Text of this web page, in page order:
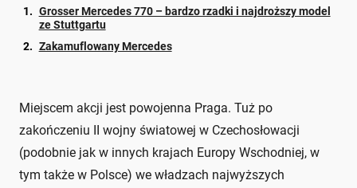
Grosser Mercedes 770 – bardzo rzadki i najdroższy model
ze Stuttgartu
Zakamuflowany Mercedes
Miejscem akcji jest powojenna Praga. Tuż po
zakończeniu II wojny światowej w Czechosłowacji
(podobnie jak w innych krajach Europy Wschodniej, w
tym także w Polsce) we władzach najwyższych